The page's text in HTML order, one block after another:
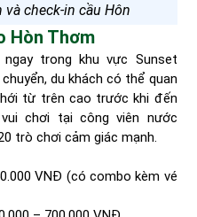
check-in cầu Hôn
Hòn Thơm
trong khu vực Sunset
du khách có thể quan
từ trên cao trước khi đến
chơi tại công viên nước
trò chơi cảm giác mạnh.
VNĐ (có combo kèm vé